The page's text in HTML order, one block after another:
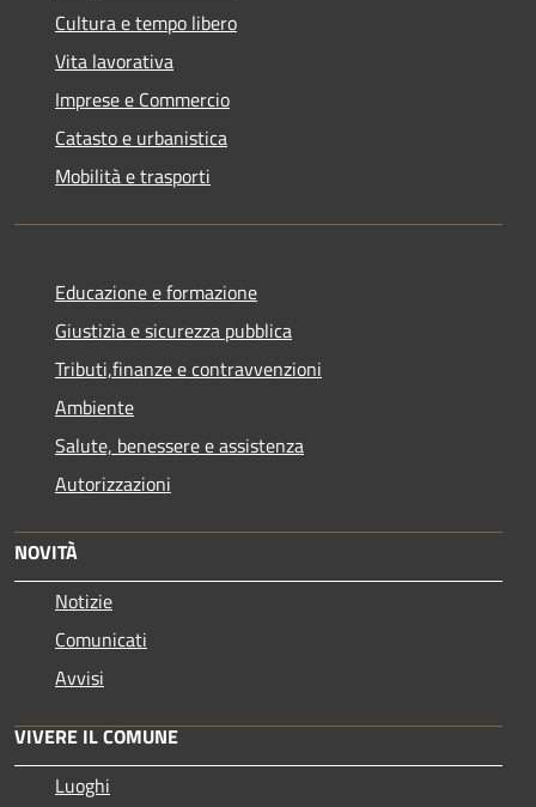
Cultura e tempo libero
Vita lavorativa
Imprese e Commercio
Catasto e urbanistica
Mobilità e trasporti
Educazione e formazione
Giustizia e sicurezza pubblica
Tributi,finanze e contravvenzioni
Ambiente
Salute, benessere e assistenza
Autorizzazioni
NOVITÀ
Notizie
Comunicati
Avvisi
VIVERE IL COMUNE
Luoghi